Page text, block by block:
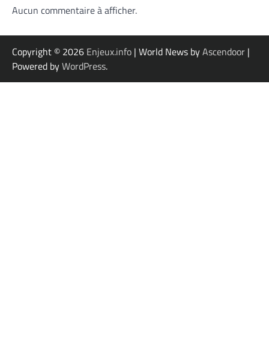
Aucun commentaire à afficher.
Copyright © 2026 Enjeux.info | World News byAscendoor |
Powered byWordPress.